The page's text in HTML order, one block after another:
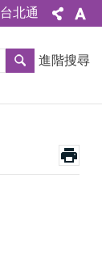
台北通
進階搜尋